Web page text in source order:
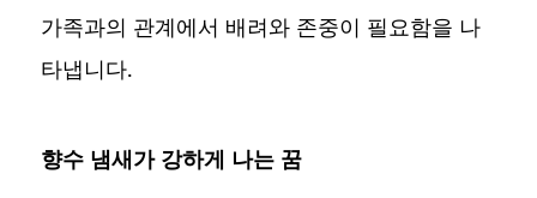
가족과의 관계에서 배려와 존중이 필요함을 나
타냅니다.
향수 냄새가 강하게 나는 꿈